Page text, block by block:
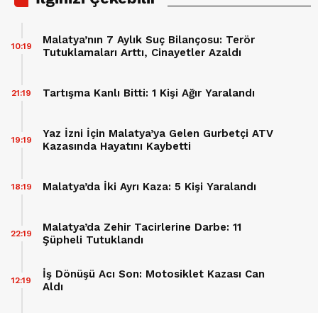
Malatya’nın 7 Aylık Suç Bilançosu: Terör
Tutuklamaları Arttı, Cinayetler Azaldı
10:19
Tartışma Kanlı Bitti: 1 Kişi Ağır Yaralandı
21:19
Yaz İzni İçin Malatya’ya Gelen Gurbetçi ATV
Kazasında Hayatını Kaybetti
19:19
Malatya’da İki Ayrı Kaza: 5 Kişi Yaralandı
18:19
Malatya’da Zehir Tacirlerine Darbe: 11
Şüpheli Tutuklandı
22:19
İş Dönüşü Acı Son: Motosiklet Kazası Can
Aldı
12:19